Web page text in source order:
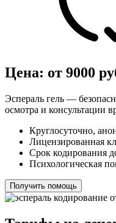
Цена: от 9000
Эспераль гель —
осмотра и консультации
Круглосуточно,
Лицензированная
Срок кодирования
Психологическая
Получить помощь